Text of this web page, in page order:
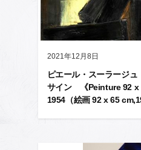
2021年12月8日
ピエール・スーラージ
サイン 《Peinture 92 x
1954（絵画 92 x 65